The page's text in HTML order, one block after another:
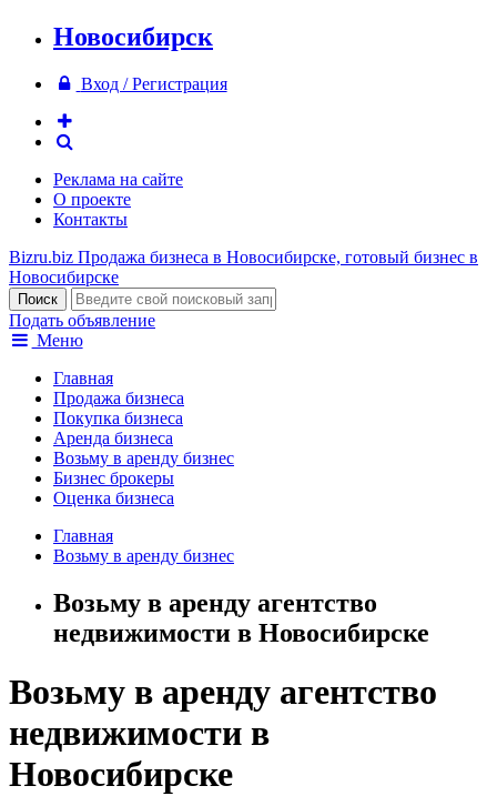
Новосибирск
Вход / Регистрация
Реклама на сайте
О проекте
Контакты
Bizru.biz Продажа бизнеса в Новосибирске, готовый бизнес в
Новосибирске
Подать объявление
Меню
Главная
Продажа бизнеса
Покупка бизнеса
Аренда бизнеса
Возьму в аренду бизнес
Бизнес брокеры
Оценка бизнеса
Главная
Возьму в аренду бизнес
Возьму в аренду агентство
недвижимости в Новосибирске
Возьму в аренду агентство
недвижимости в
Новосибирске